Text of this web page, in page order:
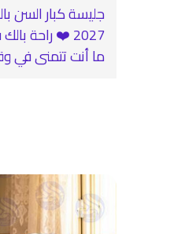
2027 ❤️ راحة
ما أنت تتمنى في